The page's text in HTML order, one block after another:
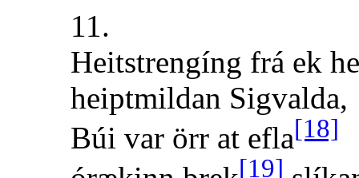
11.
Heitstrengíng frá ek
heiptmildan Sigvalda,
Búi var örr at efla[18]
[19]